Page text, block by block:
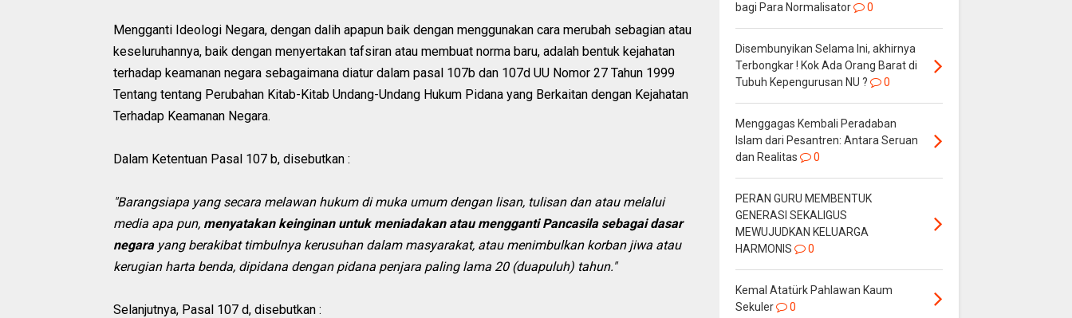
Mengganti Ideologi Negara, dengan dalih apapun baik dengan menggunakan cara merubah sebagian atau
keseluruhannya, baik dengan menyertakan tafsiran atau membuat norma baru, adalah bentuk kejahatan
terhadap keamanan negara sebagaimana diatur dalam pasal 107b dan 107d UU Nomor 27 Tahun 1999
Tentang tentang Perubahan Kitab-Kitab Undang-Undang Hukum Pidana yang Berkaitan dengan Kejahatan
Terhadap Keamanan Negara.
Dalam Ketentuan Pasal 107 b, disebutkan :
"Barangsiapa yang secara melawan hukum di muka umum dengan lisan, tulisan dan atau melalui
media apa pun, menyatakan keinginan untuk meniadakan atau mengganti Pancasila sebagai dasar
negarayang berakibat timbulnya kerusuhan dalam masyarakat, atau menimbulkan korban jiwa atau
kerugian harta benda, dipidana dengan pidana penjara paling lama 20 (duapuluh) tahun."
Selanjutnya, Pasal 107 d, disebutkan :
bagi Para Normalisator
0
Disembunyikan Selama Ini, akhirnya
Terbongkar ! Kok Ada Orang Barat di
Tubuh Kepengurusan NU ?
0
Menggagas Kembali Peradaban
Islam dari Pesantren: Antara Seruan
dan Realitas
0
PERAN GURU MEMBENTUK
GENERASI SEKALIGUS
MEWUJUDKAN KELUARGA
HARMONIS
0
Kemal Atatürk Pahlawan Kaum
Sekuler
0